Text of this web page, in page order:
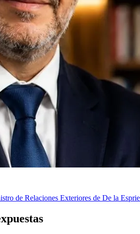
de Relaciones Exteriores de De la